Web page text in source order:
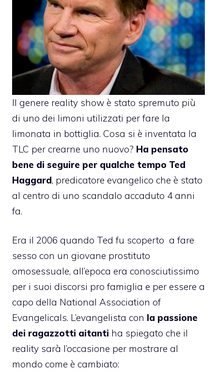
Il genere reality show è stato spremuto più
di uno dei limoni utilizzati per fare la
limonata in bottiglia. Cosa si è inventata la
TLC per crearne uno nuovo? Ha pensato
bene di seguire per qualche tempo Ted
Haggard, predicatore evangelico che è stato
al centro di uno scandalo accaduto 4 anni
fa.
Era il 2006 quando Ted fu scoperto a fare
sesso con un giovane prostituto
omosessuale, all’epoca era conosciutissimo
per i suoi discorsi pro famiglia e per essere a
capo della National Association of
Evangelicals. L’evangelista con la passione
dei ragazzotti aitanti ha spiegato che il
reality sarà l’occasione per mostrare al
mondo come è cambiato: